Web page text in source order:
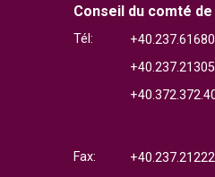
Conseil du comté
Tél:
Fax: